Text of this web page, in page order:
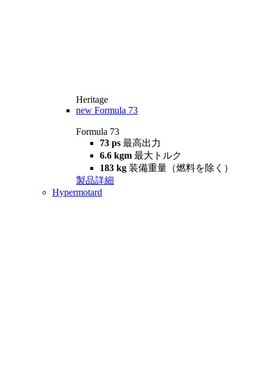
Heritage
new Formula 73
Formula 73
73 ps 最高出力
6.6 kgm 最大トルク
183 kg 装備重量（燃料を除く）
製品詳細
Hypermotard